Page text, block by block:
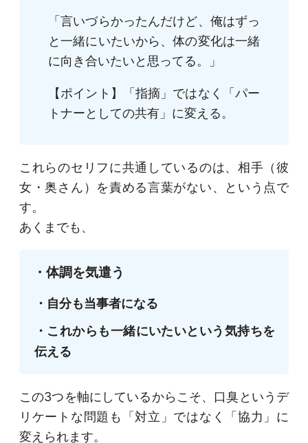
「言いづらかったんだけど、俺はずっ
と一緒にいたいから、体の変化は一緒
に向き合いたいと思ってる。」
【ポイント】「指摘」ではなく「パー
トナーとしての共有」に変える。
これらのセリフに共通しているのは、相手（彼
女・奥さん）を責める言葉がない、という点で
す。
あくまでも、
・体調を気遣う
・自分も当事者になる
・これからも一緒にいたいという気持ちを
伝える
この3つを軸にしているからこそ、口臭というデ
リケートな問題も「対立」ではなく「協力」に
変えられます。